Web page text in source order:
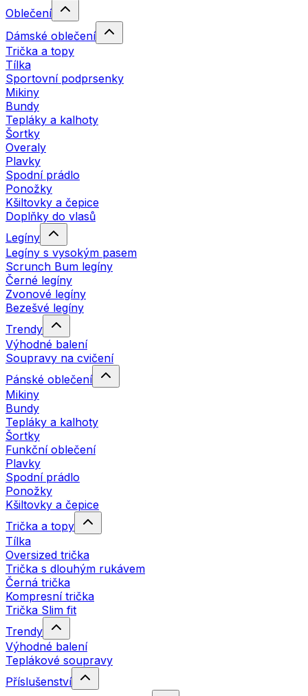
Oblečení
Dámské oblečení
Trička a topy
Tílka
Sportovní podprsenky
Mikiny
Bundy
Tepláky a kalhoty
Šortky
Overaly
Plavky
Spodní prádlo
Ponožky
Kšiltovky a čepice
Doplňky do vlasů
Legíny
Legíny s vysokým pasem
Scrunch Bum legíny
Černé legíny
Zvonové legíny
Bezešvé legíny
Trendy
Výhodné balení
Soupravy na cvičení
Pánské oblečení
Mikiny
Bundy
Tepláky a kalhoty
Šortky
Funkční oblečení
Plavky
Spodní prádlo
Ponožky
Kšiltovky a čepice
Trička a topy
Tílka
Oversized trička
Trička s dlouhým rukávem
Černá trička
Kompresní trička
Trička Slim fit
Trendy
Výhodné balení
Teplákové soupravy
Příslušenství